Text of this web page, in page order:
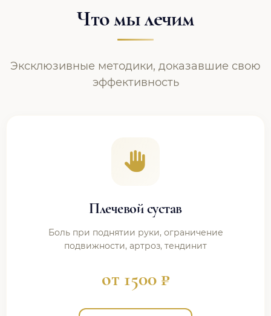
Что мы лечим
Эксклюзивные методики, доказавшие свою
эффективность
Плечевой сустав
Боль при поднятии руки, ограничение
подвижности, артроз, тендинит
от 1500 ₽